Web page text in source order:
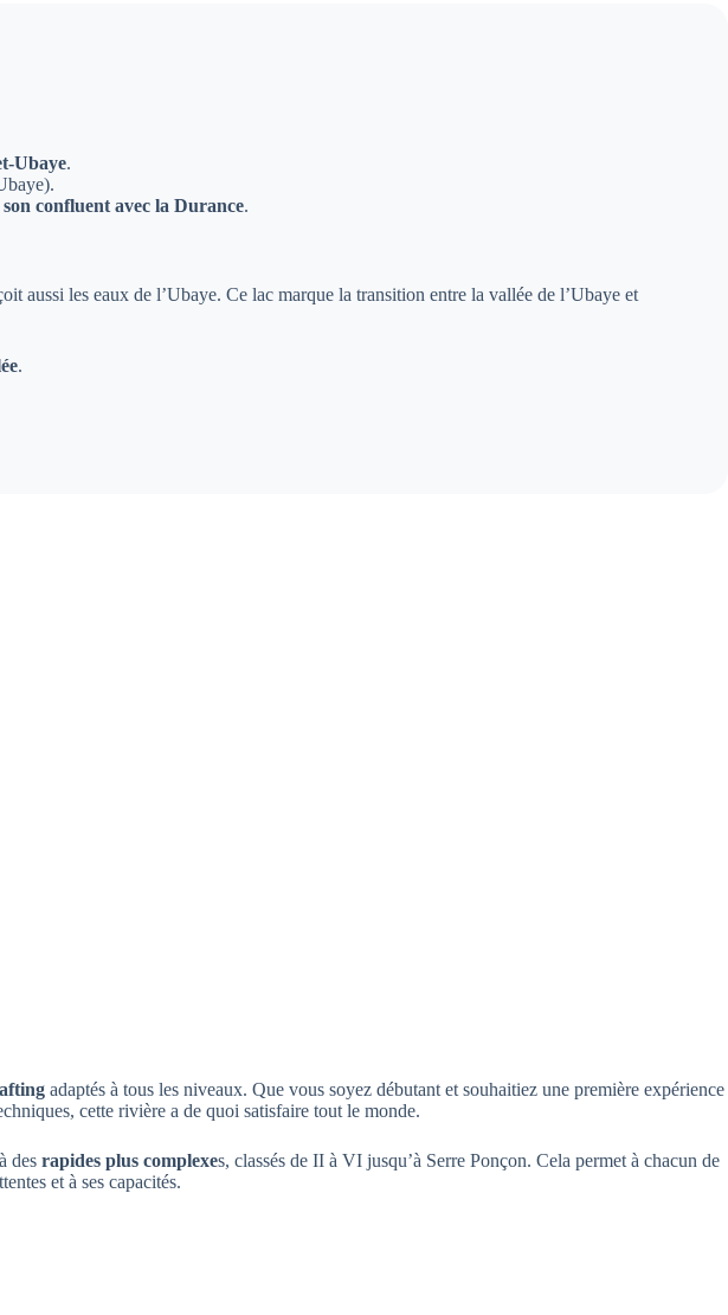
Ubaye.
confluent avec la Durance.
aussi les eaux de l’Ubaye. Ce lac marque la transition entre la vallée de l’Ubaye et
.
adaptés à tous les niveaux. Que vous soyez débutant et souhaitiez une première expérience
cette rivière a de quoi satisfaire tout le monde.
desrapides plus complexes, classés de II à VI jusqu’à Serre Ponçon. Cela permet à chacun de
et à ses capacités.